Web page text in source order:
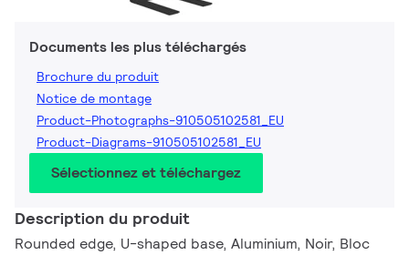
Documents les plus téléchargés
Brochure du produit
Notice de montage
Product-Photographs-910505102581_EU
Product-Diagrams-910505102581_EU
Sélectionnez et téléchargez
Description du produit
Rounded edge, U-shaped base, Aluminium, Noir, Bloc